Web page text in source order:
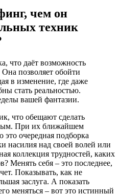
чем он
техник
что даёт возможность
позволяет обойти
в изменение, где даже
стать реальностью.
вашей фантазии.
что обещают сделать
При их ближайшем
это очередная подборка
насилия над своей волей или
коллекция трудностей, каких
Менять себя – это последнее,
Показывать, как не
заслуга. А показать
меняться – вот это истинный